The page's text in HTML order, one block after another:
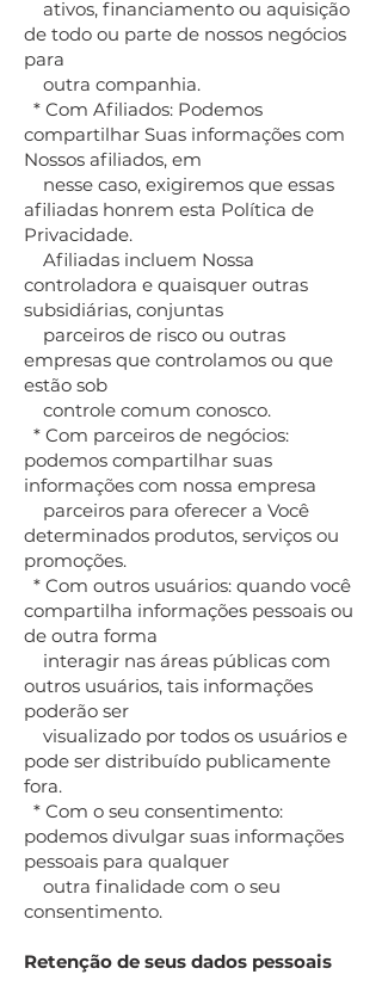
ativos, financiamento ou aquisição
de todo ou parte de nossos negócios
para
outra companhia.
* Com Afiliados: Podemos
compartilhar Suas informações com
Nossos afiliados, em
nesse caso, exigiremos que essas
afiliadas honrem esta Política de
Privacidade.
Afiliadas incluem Nossa
controladora e quaisquer outras
subsidiárias, conjuntas
parceiros de risco ou outras
empresas que controlamos ou que
estão sob
controle comum conosco.
* Com parceiros de negócios:
podemos compartilhar suas
informações com nossa empresa
parceiros para oferecer a Você
determinados produtos, serviços ou
promoções.
* Com outros usuários: quando você
compartilha informações pessoais ou
de outra forma
interagir nas áreas públicas com
outros usuários, tais informações
poderão ser
visualizado por todos os usuários e
pode ser distribuído publicamente
fora.
* Com o seu consentimento:
podemos divulgar suas informações
pessoais para qualquer
outra finalidade com o seu
consentimento.
Retenção de seus dados pessoais